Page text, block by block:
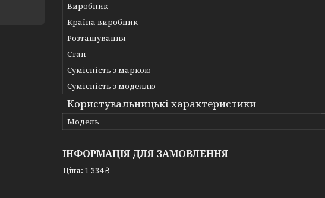
Виробник
Країна виробник
Розташування
Стан
Сумісність з маркою
Сумісність з моделлю
Користувальницькі характеристики
Мoдель
ІНФОРМАЦІЯ ДЛЯ ЗАМОВЛЕННЯ
Ціна: 1 334 ₴